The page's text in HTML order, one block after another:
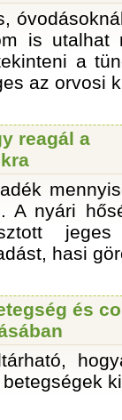
is utalhat
a
az orvosi
reagál a
A nyári
hasi
és